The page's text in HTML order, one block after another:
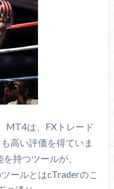
MT4は、FXトレード
高い評価を得ていま
持つツールが、
ールとはcTraderのこ